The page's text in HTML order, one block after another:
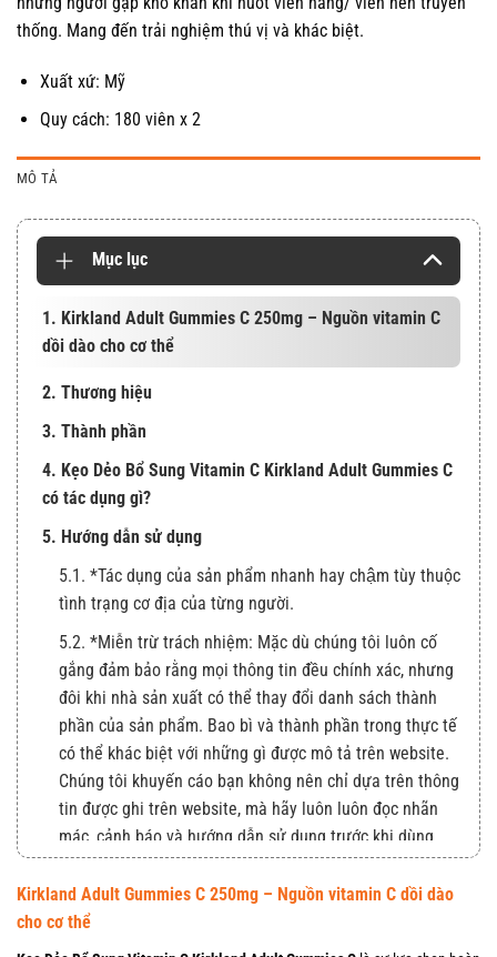
thống. Mang đến trải nghiệm thú vị và khác biệt.
Xuất xứ: Mỹ
Quy cách: 180 viên x 2
MÔ TẢ
Mục lục
1. Kirkland Adult Gummies C 250mg – Nguồn vitamin C
dồi dào cho cơ thể
2. Thương hiệu
3. Thành phần
4. Kẹo Dẻo Bổ Sung Vitamin C Kirkland Adult Gummies C
có tác dụng gì?
5. Hướng dẫn sử dụng
5.1. *Tác dụng của sản phẩm nhanh hay chậm tùy thuộc
tình trạng cơ địa của từng người.
5.2. *Miễn trừ trách nhiệm: Mặc dù chúng tôi luôn cố
gắng đảm bảo rằng mọi thông tin đều chính xác, nhưng
đôi khi nhà sản xuất có thể thay đổi danh sách thành
phần của sản phẩm. Bao bì và thành phần trong thực tế
có thể khác biệt với những gì được mô tả trên website.
Chúng tôi khuyến cáo bạn không nên chỉ dựa trên thông
tin được ghi trên website, mà hãy luôn luôn đọc nhãn
mác, cảnh báo và hướng dẫn sử dụng trước khi dùng
sản phẩm.
Kirkland Adult Gummies C 250mg – Nguồn vitamin C dồi dào
cho cơ thể